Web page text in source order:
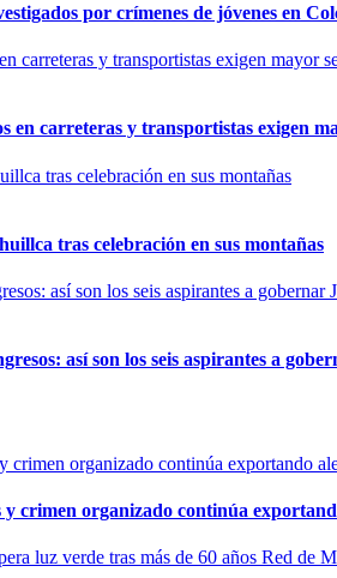
por crímenes de jóvenes en
en carreteras y transportistas exigen
tras celebración en sus montañas
así son los seis aspirantes a
crimen organizado continúa
Red de